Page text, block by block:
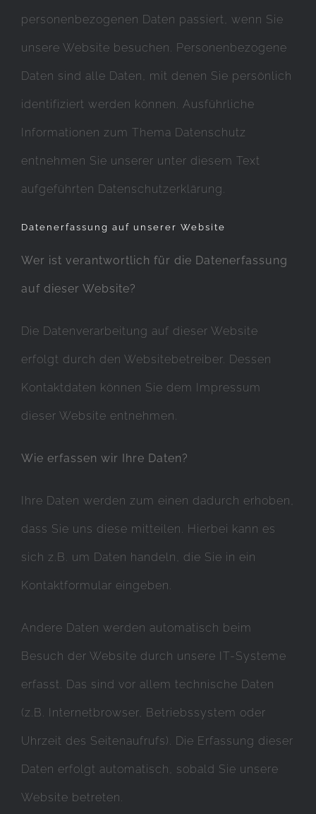
personenbezogenen Daten passiert, wenn Sie
unsere Website besuchen. Personenbezogene
Daten sind alle Daten, mit denen Sie persönlich
identifiziert werden können. Ausführliche
Informationen zum Thema Datenschutz
entnehmen Sie unserer unter diesem Text
aufgeführten Datenschutzerklärung.
Datenerfassung auf unserer Website
Wer ist verantwortlich für die Datenerfassung
auf dieser Website?
Die Datenverarbeitung auf dieser Website
erfolgt durch den Websitebetreiber. Dessen
Kontaktdaten können Sie dem Impressum
dieser Website entnehmen.
Wie erfassen wir Ihre Daten?
Ihre Daten werden zum einen dadurch erhoben,
dass Sie uns diese mitteilen. Hierbei kann es
sich z.B. um Daten handeln, die Sie in ein
Kontaktformular eingeben.
Andere Daten werden automatisch beim
Besuch der Website durch unsere IT-Systeme
erfasst. Das sind vor allem technische Daten
(z.B. Internetbrowser, Betriebssystem oder
Uhrzeit des Seitenaufrufs). Die Erfassung dieser
Daten erfolgt automatisch, sobald Sie unsere
Website betreten.